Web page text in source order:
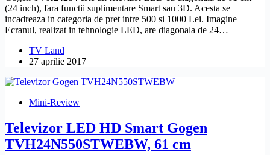
(24 inch), fara functii suplimentare Smart sau 3D. Acesta se
incadreaza in categoria de pret intre 500 si 1000 Lei. Imagine
Ecranul, realizat in tehnologie LED, are diagonala de 24…
TV Land
27 aprilie 2017
Mini-Review
Televizor LED HD Smart Gogen
TVH24N550STWEBW, 61 cm